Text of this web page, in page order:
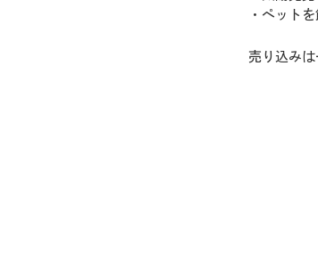
・ペット
売り込み